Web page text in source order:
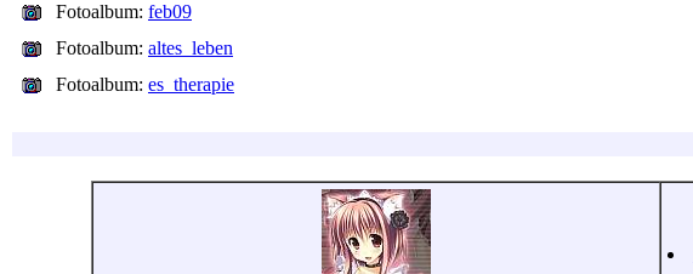
Fotoalbum: feb09
Fotoalbum: altes_leben
Fotoalbum: es_therapie